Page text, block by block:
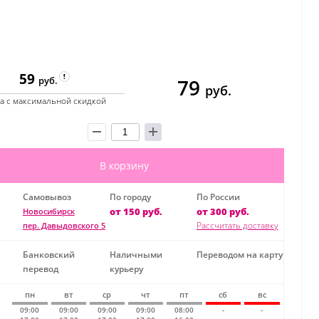
59 руб.
с максимальной скидкой 79 руб.
В корзину
Самовывоз
Новосибирск
пер. Давыдовского 5
По городу
от 150 руб.
По России
от 300 руб.
Рассчитать доставку
Банковский
перевод
Наличными
курьеру
Переводом на карту
пн вт ср чт пт сб вс
09:00
09:00
09:00
09:00
08:00
-
-